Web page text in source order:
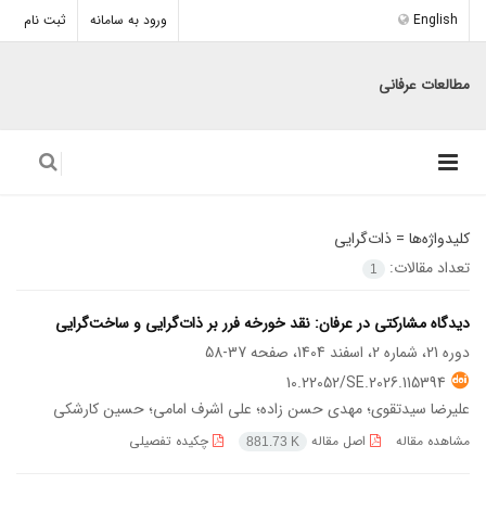
ورود به سامانه ثبت نام English
مطالعات عرفانی
کلیدواژه‌ها = ذات‌گرایی
تعداد مقالات:
1
دیدگاه مشارکتی در عرفان: نقد خورخه فرر بر ذات‌گرایی و ساخت‌گرایی
دوره 21، شماره 2، اسفند 1404، صفحه
37-58
10.22052/SE.2026.115394
علیرضا سیدتقوی؛ مهدی حسن زاده؛ علی اشرف امامی؛ حسین کارشکی
مشاهده مقاله اصل مقاله 881.73 K چکیده تفصیلی